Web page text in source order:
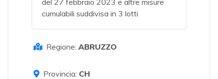
del 27 febbraio 2023 e altre misure
cumulabili suddivisa in 3 lotti
Regione: ABRUZZO
Provincia: CH